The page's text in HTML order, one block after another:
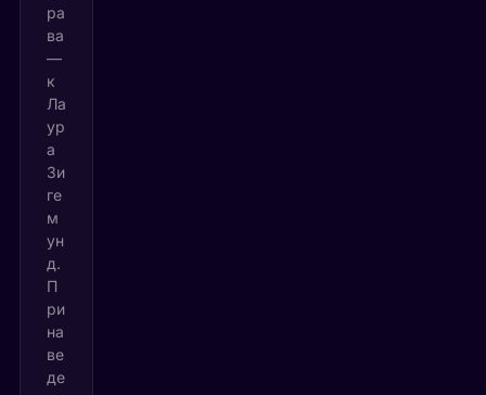
ра
ва
—
к
Ла
ур
а
Зи
ге
м
ун
д.
П
ри
на
ве
де